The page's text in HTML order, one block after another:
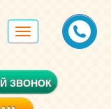
Toggle
navigation
ЗВОНОК